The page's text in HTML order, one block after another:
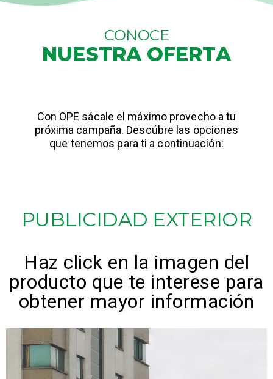
CONOCE
NUESTRA OFERTA
Con OPE sácale el máximo provecho a tu
próxima campaña. Descúbre las opciones
que tenemos para ti a continuación:
PUBLICIDAD EXTERIOR
Haz click en la imagen del
producto que te interese para
obtener mayor información